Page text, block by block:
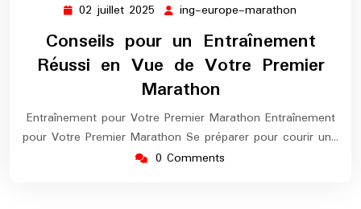
02 juillet 2025 02
2025
ing-europe-marathon
europe-
marathon
Conseils pour un Entraînement
Réussi en Vue de Votre Premier
Marathon
Entraînement pour Votre Premier Marathon Entraînement
pour Votre Premier Marathon Se préparer pour courir un…
0 Comments